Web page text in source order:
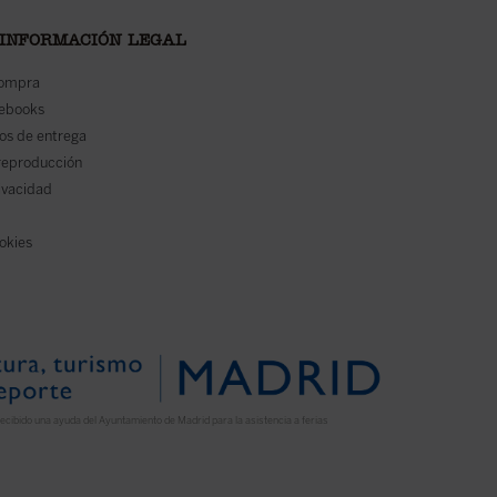
LEGAL
de entrega
una ayuda del Ayuntamiento de Madrid para la asistencia a ferias